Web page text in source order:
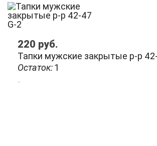
Остаток:1
Тапки мужские закрытые р-р
220 руб.